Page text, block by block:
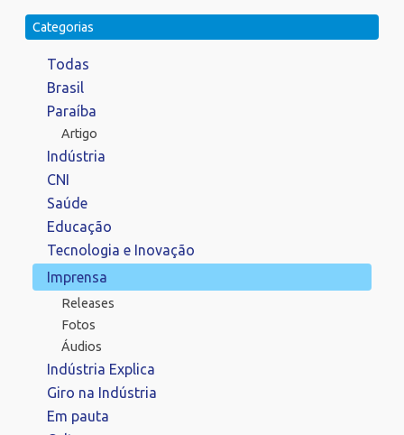
Categorias
Todas
Brasil
Paraíba
Artigo
Indústria
CNI
Saúde
Educação
Tecnologia e Inovação
Imprensa
Releases
Fotos
Áudios
Indústria Explica
Giro na Indústria
Em pauta